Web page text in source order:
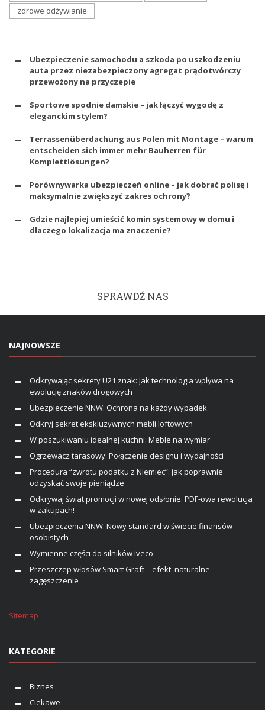
zdrowe odżywianie
Ubezpieczenie samochodu a szkoda po uszkodzeniu
auta przez niezabezpieczony agregat prądotwórczy
przewożony na przyczepie
Sportowe spodnie damskie – jak łączyć wygodę z
eleganckim stylem?
Terrassenüberdachung aus Polen mit Montage – warum
entscheiden sich immer mehr Bauherren für
Komplettlösungen?
Porównywarka ubezpieczeń online – jak dobrać polisę i
maksymalnie zwiększyć zakres ochrony?
Gdzie najlepiej umieścić komin systemowy w domu i
dlaczego lokalizacja ma znaczenie?
SPRAWDŹ NAS
NAJNOWSZE
Odkrywając sekrety U21 znak: Jak technologia wpływa na
ewolucję znaków drogowych
Ubezpieczenie NNW: Ochrona na każdy wypadek
Odkryj sekret ekskluzywnych mebli loftowych
W poszukiwaniu idealnej kuchni: Meble na wymiar
Ogrzewacz tarasowy: Połączenie designu i wydajności
Procedura “zwrotu podatku z Niemiec”: jak poprawnie
odzyskać swoje pieniądze
Odkrywaj świat promocji w nowej odsłonie: PDF-owa rewolucja
w zakupach!
Ubezpieczenia NNW: Nowy standard w świecie finansów
osobistych
Wymienne części do silników Iveco
Przeszczep włosów Smart Graft – efekt: naturalne
zagęszczenie
Sitemap
KATEGORIE
Biznes
Ciekawe